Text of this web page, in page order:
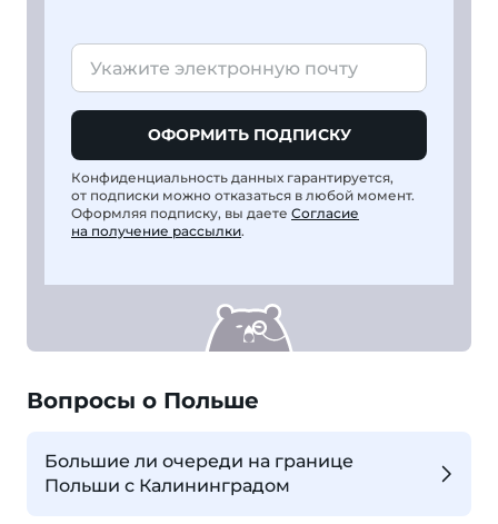
ОФОРМИТЬ ПОДПИСКУ
Конфиденциальность данных гарантируется,
от подписки можно отказаться в любой момент.
Оформляя подписку, вы даете Согласие
на получение рассылки.
Вопросы о Польше
Большие ли очереди на границе
Польши с Калининградом